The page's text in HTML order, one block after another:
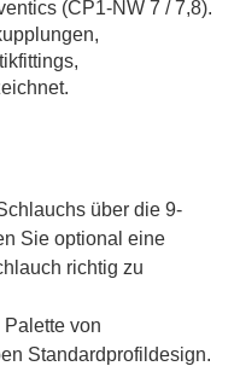
(CP1-NW 7 / 7,8).
über die 9-
Sie optional eine
richtig zu
von
Standardprofildesign.